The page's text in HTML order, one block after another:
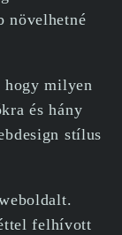
növelhetné
hogy milyen
és hány
stílus
felhívott